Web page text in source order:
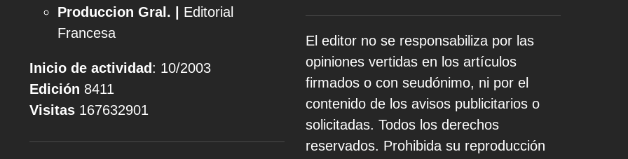
Produccion Gral. |
Editorial
Francesa
Inicio de actividad : 10/2003
Edición 8411
Visitas 167632901
El editor no se responsabiliza por las
opiniones vertidas en los artículos
firmados o con seudónimo, ni por el
contenido de los avisos publicitarios o
solicitadas. Todos los derechos
reservados. Prohibida su reproducción